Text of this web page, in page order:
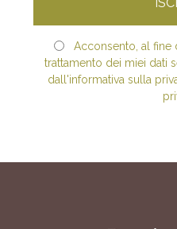
Acconsento, al fine
trattamento dei miei dati
dall'informativa sulla